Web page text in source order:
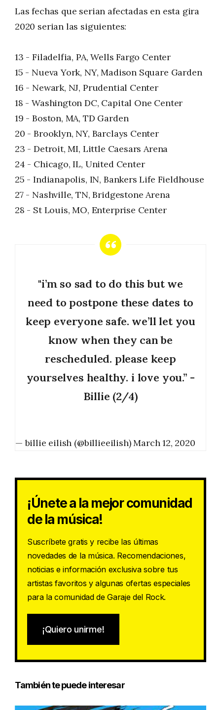
Las fechas que serian afectadas en esta gira
2020 serian las siguientes:
13 - Filadelfia, PA, Wells Fargo Center
15 - Nueva York, NY, Madison Square Garden
16 - Newark, NJ, Prudential Center
18 - Washington DC, Capital One Center
19 - Boston, MA, TD Garden
20 - Brooklyn, NY, Barclays Center
23 - Detroit, MI, Little Caesars Arena
24 - Chicago, IL, United Center
25 - Indianapolis, IN, Bankers Life Fieldhouse
27 - Nashville, TN, Bridgestone Arena
28 - St Louis, MO, Enterprise Center
"i’m so sad to do this but we
need to postpone these dates to
keep everyone safe. we’ll let you
know when they can be
rescheduled. please keep
yourselves healthy. i love you.” -
Billie (2/4)
— billie eilish (@billieeilish)March 12, 2020
¡Únete a la mejor comunidad
de la música!
Suscríbete gratis y recibe las últimas
novedades de la música. Recomendaciones,
noticias e información exclusiva sobre tus
artistas favoritos y algunas ofertas especiales
para la comunidad de Garaje del Rock.
¡Quiero unirme!
También te puede interesar